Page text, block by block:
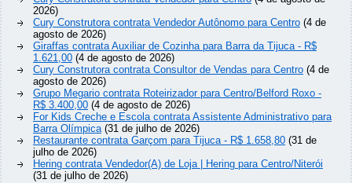
2026)
Cury Construtora contrata Vendedor Autônomo para Centro (4 de
agosto de 2026)
Giraffas contrata Auxiliar de Cozinha para Barra da Tijuca - R$
1.621,00 (4 de agosto de 2026)
Cury Construtora contrata Consultor de Vendas para Centro (4 de
agosto de 2026)
Grupo Megario contrata Roteirizador para Centro/Belford Roxo -
R$ 3.400,00 (4 de agosto de 2026)
For Kids Creche e Escola contrata Assistente Administrativo para
Barra Olímpica(31 de julho de 2026)
Restaurante contrata Garçom para Tijuca - R$ 1.658,80 (31 de
julho de 2026)
Hering contrata Vendedor(A) de Loja | Hering para Centro/Niterói
(31 de julho de 2026)